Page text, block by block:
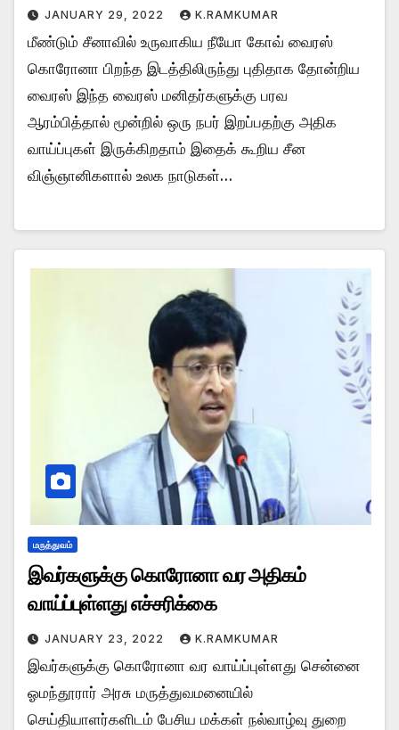
JANUARY 29, 2022 K.RAMKUMAR
மீண்டும் சீனாவில் உருவாகிய நீயோ கோவ் வைரஸ்
கொரோனா பிறந்த இடத்திலிருந்து புதிதாக தோன்றிய
வைரஸ் இந்த வைரஸ் மனிதர்களுக்கு பரவ
ஆரம்பித்தால் மூன்றில் ஒரு நபர் இறப்பதற்கு அதிக
வாய்ப்புகள் இருக்கிறதாம் இதைக் கூறிய சீன
விஞ்ஞானிகளால் உலக நாடுகள்…
மருத்துவம்
இவர்களுக்கு கொரோனா வர அதிகம்
வாய்ப்புள்ளது எச்சரிக்கை
JANUARY 23, 2022 K.RAMKUMAR
இவர்களுக்கு கொரோனா வர வாய்ப்புள்ளது சென்னை
ஓமந்தூரார் அரசு மருத்துவமனையில்
செய்தியாளர்களிடம் பேசிய மக்கள் நல்வாழ்வு துறை